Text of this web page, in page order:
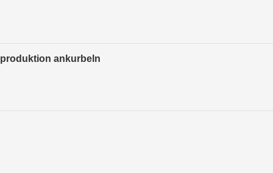
ankurbeln